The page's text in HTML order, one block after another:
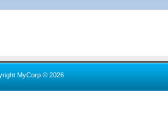
MyCorp © 2026